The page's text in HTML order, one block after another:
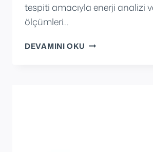
tespiti amacıyla enerji analizi
ölçümleri…
DEVAMINI OKU TÜBITAK